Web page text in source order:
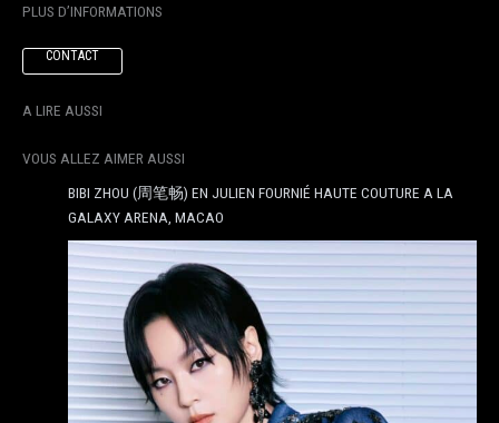
PLUS D’INFORMATIONS
CONTACT
A LIRE AUSSI
VOUS ALLEZ AIMER AUSSI
BIBI ZHOU (周笔畅) EN JULIEN FOURNIÉ HAUTE COUTURE A LA
GALAXY ARENA, MACAO